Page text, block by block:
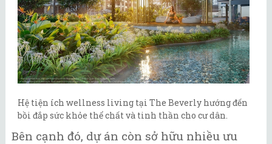
Hệ tiện ích wellness living tại The Beverly hướng đến
bồi đắp sức khỏe thể chất và tinh thần cho cư dân.
Bên cạnh đó, dự án còn sở hữu nhiều ưu